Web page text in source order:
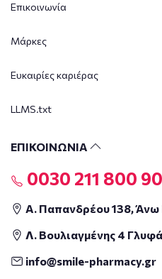
Επικοινωνία
Μάρκες
Ευκαιρίες καριέρας
LLMS.txt
ΕΠΙΚΟΙΝΩΝΙΑ
0030 211 800
Α. Παπανδρέου 138, Άνω
Λ. Βουλιαγμένης 4
info@smile-pharmacy.gr